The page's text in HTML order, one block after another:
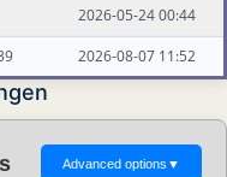
2026-05-24 00:44
2026-08-07 11:52
Advanced options ▼